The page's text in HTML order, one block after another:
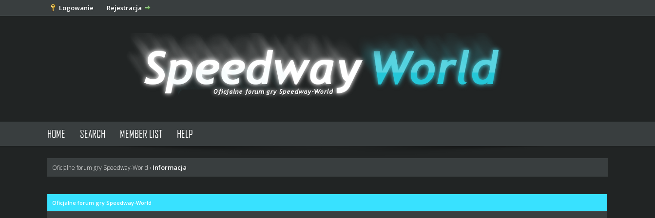
Logowanie Rejestracja
HOME SEARCH MEMBER LIST HELP
Oficjalne forum gry Speedway-World › Informacja
Oficjalne forum gry Speedway-World